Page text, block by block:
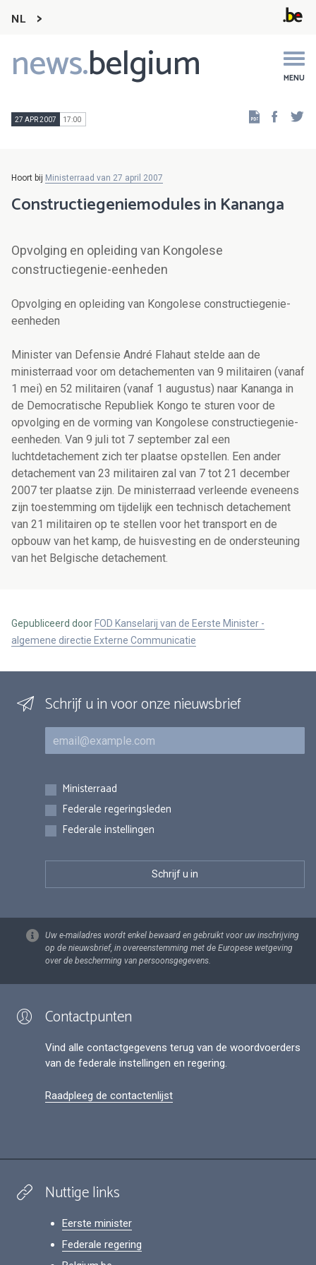
NL
news.belgium MENU
Main
navigation
27 APR 2007 17:00
Hoort bij Ministerraad van 27 april 2007
Constructiegeniemodules in Kananga
Opvolging en opleiding van Kongolese
constructiegenie-eenheden
Opvolging en opleiding van Kongolese constructiegenie-
eenheden
Minister van Defensie André Flahaut stelde aan de
ministerraad voor om detachementen van 9 militairen (vanaf
1 mei) en 52 militairen (vanaf 1 augustus) naar Kananga in
de Democratische Republiek Kongo te sturen voor de
opvolging en de vorming van Kongolese constructiegenie-
eenheden. Van 9 juli tot 7 september zal een
luchtdetachement zich ter plaatse opstellen. Een ander
detachement van 23 militairen zal van 7 tot 21 december
2007 ter plaatse zijn. De ministerraad verleende eveneens
zijn toestemming om tijdelijk een technisch detachement
van 21 militairen op te stellen voor het transport en de
opbouw van het kamp, de huisvesting en de ondersteuning
van het Belgische detachement.
Gepubliceerd door FOD Kanselarij van de Eerste Minister -
algemene directie Externe Communicatie
Schrijf u in voor onze nieuwsbrief
E-mail
Inschrijvingen
Ministerraad
Federale regeringsleden
Federale instellingen
Uw e-mailadres wordt enkel bewaard en gebruikt voor uw inschrijving
op de nieuwsbrief, in overeenstemming met de Europese wetgeving
over de bescherming van persoonsgegevens.
Contactpunten
Vind alle contactgegevens terug van de woordvoerders
van de federale instellingen en regering.
Raadpleeg de contactenlijst
Nuttige links
Eerste minister
Federale regering